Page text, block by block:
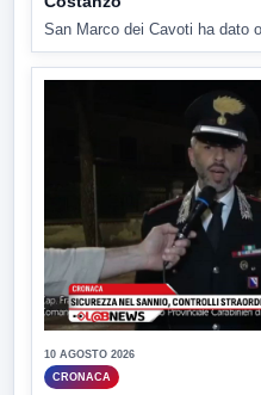
San Marco dei Cavoti ha dato
10 AGOSTO 2026
CRONACA